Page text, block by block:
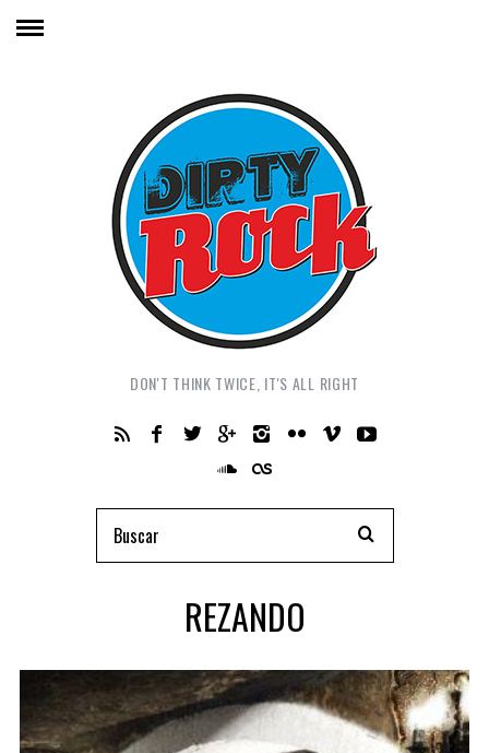
DON'T THINK TWICE, IT'S ALL RIGHT
REZANDO